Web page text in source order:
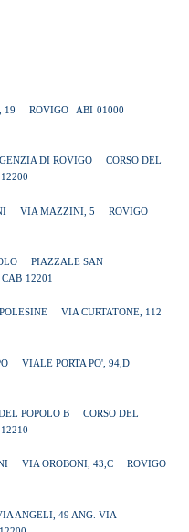
19 ROVIGO ABI 01000
DI ROVIGO
CORSO DEL
12200
VIA MAZZINI, 5
ROVIGO
PIAZZALE SAN
CAB 12201
VIA CURTATONE, 112
VIALE PORTA PO', 94,D
POPOLO B
CORSO DEL
12210
VIA OROBONI, 43,C
ROVIGO
ANGELI, 49 ANG. VIA